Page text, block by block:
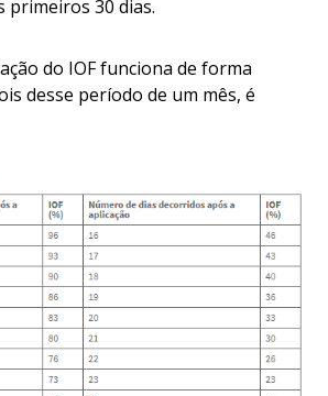
primeiros 30 dias.
do IOF funciona de forma
desse período de um mês, é